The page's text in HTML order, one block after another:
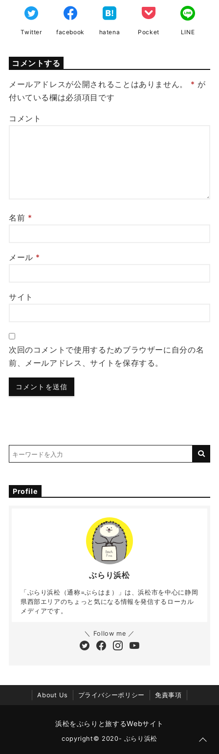
Twitter facebook hatena Pocket LINE
コメントする
メールアドレスが公開されることはありません。 * が
付いている欄は必須項目です
コメント
名前 *
メール *
サイト
次回のコメントで使用するためブラウザーに自分の名
前、メールアドレス、サイトを保存する。
Profile
ぶらり浜松
「ぶらり浜松（通称=ぶらはま）」は、浜松市を中心に静岡
県西部エリアのちょっと気になる情報を発信するローカル
メディアです。
＼ Follow me ／
About Us プライバシーポリシー 免責事項
浜松をぶらりと旅するWebサイト
copyright© 2020- ぶらり浜松